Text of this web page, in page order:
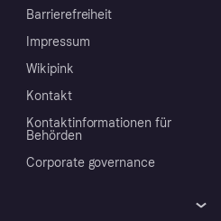
Barrierefreiheit
Impressum
Wikipink
Kontakt
Kontaktinformationen für
Behörden
Corporate governance